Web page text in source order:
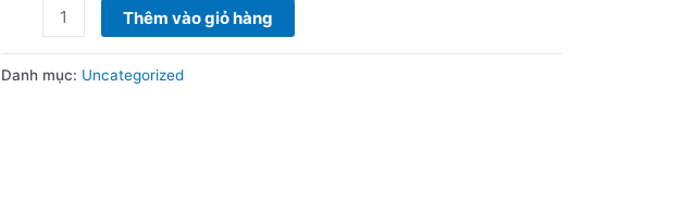
5
Thêm vào giỏ hàng
Danh mục: Uncategorized